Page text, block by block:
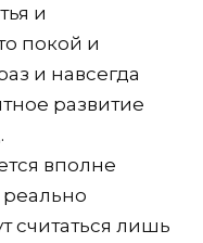
и
покой и
и навсегда
развитие
вполне
считаться лишь